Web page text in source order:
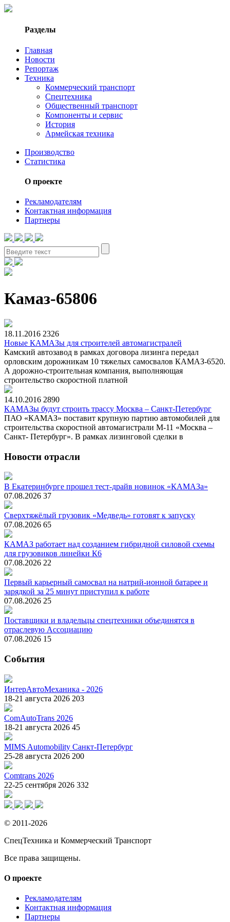
Разделы
Главная
Новости
Репортаж
Техника
Коммерческий транспорт
Спецтехника
Общественный транспорт
Компоненты и сервис
История
Армейская техника
Производство
Статистика
О проекте
Рекламодателям
Контактная информация
Партнеры
Камаз-65806
18.11.2016 2326
Новые КАМАЗы для строителей автомагистралей
Камский автозавод в рамках договора лизинга передал
орловским дорожникам 10 тяжелых самосвалов КАМАЗ-6520.
А дорожно-строительная компания, выполняющая
строительство скоростной платной
14.10.2016 2890
КАМАЗы будут строить трассу Москва – Санкт-Петербург
ПАО «КАМАЗ» поставит крупную партию автомобилей для
строительства скоростной автомагистрали М-11 «Москва –
Санкт- Петербург». В рамках лизинговой сделки в
Новости отрасли
В Екатеринбурге прошел тест-драйв новинок «КАМАЗа»
07.08.2026 37
Сверхтяжёлый грузовик «Медведь» готовят к запуску
07.08.2026 65
КАМАЗ работает над созданием гибридной силовой схемы
для грузовиков линейки К6
07.08.2026 22
Первый карьерный самосвал на натрий-ионной батарее и
зарядкой за 25 минут приступил к работе
07.08.2026 25
Поставщики и владельцы спецтехники объединятся в
отраслевую Ассоциацию
07.08.2026 15
События
ИнтерАвтоМеханика - 2026
18-21 августа 2026 203
ComAutoTrans 2026
18-21 августа 2026 45
MIMS Automobility Санкт-Петербург
25-28 августа 2026 200
Comtrans 2026
22-25 сентября 2026 332
© 2011-2026
СпецТехника и Коммерческий Транспорт
Все права защищены.
О проекте
Рекламодателям
Контактная информация
Партнеры